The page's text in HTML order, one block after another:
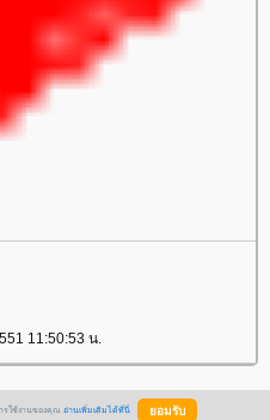
11:50:53 น.
รใช้งานของคุณ อ่านเพิ่มเติมได้ที่นี่